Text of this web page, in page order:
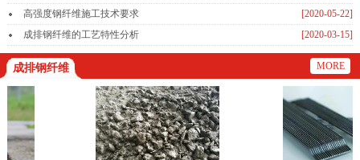
[2020-05-22]
高强度钢纤维施工技术要求
[2020-03-15]
成排钢纤维的工艺特性分析
成排钢纤维 MORE